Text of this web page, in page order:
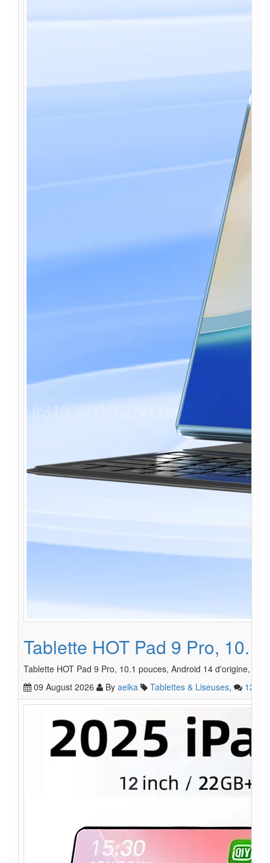
Tablette HOT Pad 9 Pro,
Tablette HOT Pad 9 Pro, 10.1 pouces, Android 14 d'origine, 22
09 August 2026
By aelka Tablettes & Liseuses, 12